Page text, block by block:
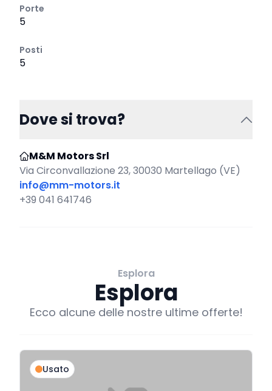
Porte
5
Posti
5
Dove si trova?
M&M Motors Srl
Via Circonvallazione 23, 30030 Martellago (VE)
info@mm-motors.it
+39 041 641746
Esplora
Esplora
Ecco alcune delle nostre ultime offerte!
Usato